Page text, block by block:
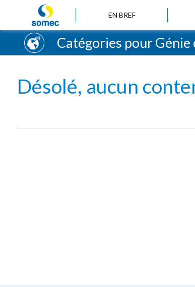
EN BREF
Catégories pour Génie
Désolé, aucun